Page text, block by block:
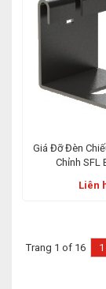
Giá Đỡ Đèn
Chỉnh SFL
Liên
Trang 1 of 16 1